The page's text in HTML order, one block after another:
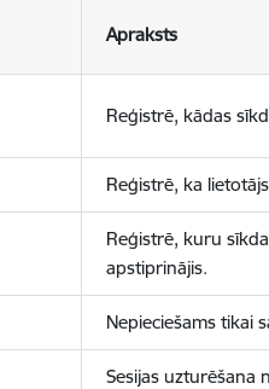
Apraksts
Reģistrē, kādas
Reģistrē, ka
Reģistrē, kuru
apstiprinājis.
Nepieciešams tikai
Sesijas uzturēšana